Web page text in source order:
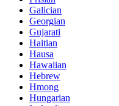
Galician
Georgian
Gujarati
Haitian
Hausa
Hawaiian
Hebrew
Hmong
Hungarian